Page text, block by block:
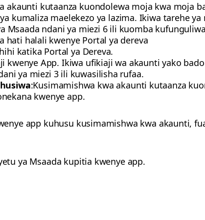
akaunti kutaanza kuondolewa moja kwa moja
kumaliza maelekezo ya lazima. Ikiwa tarehe ya
Msaada ndani ya miezi 6 ili kuomba kufunguliwa
hati halali kwenye Portal ya dereva
katika Portal ya Dereva.
kwenye App. Ikiwa ufikiaji wa akaunti yako bado
ya miezi 3 ili kuwasilisha rufaa.
:Kusimamishwa kwa akaunti kutaanza
kwenye app.
app kuhusu kusimamishwa kwa akaunti,
ya Msaada kupitia kwenye app.